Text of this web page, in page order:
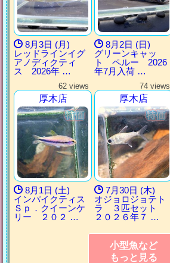
8月3日 (月)
レッドラインイグ
アノディクティ
ス 2026年 …
8月2日 (日)
グリーンキャッ
ト ペルー 2026
年7月入荷 …
62 views
厚木店
8月1日 (土)
インパイクティス
Ｓｐ．クイーンケ
リー ２０２ …
74 views
厚木店
7月30日 (木)
オジョロジョテト
ラ ３匹セット
２０２６年７ …
小型魚など
もっと見る